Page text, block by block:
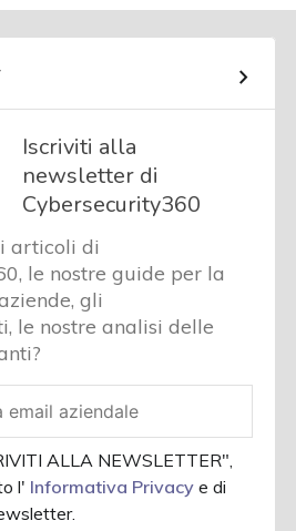
Iscriviti alla
newsletter di
Cybersecurity360
articoli di
le nostre guide per la
gli
le nostre analisi delle
ALLA NEWSLETTER",
l' Informativa Privacye di